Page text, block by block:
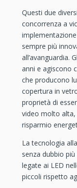
Questi due
concorrenza a
sempre più
all’avanguardia.
anni e agiscono
che producono
copertura in
proprietà di
video molto
risparmio
La tecnologia
senza dubbio
legate ai LED
piccoli rispetto